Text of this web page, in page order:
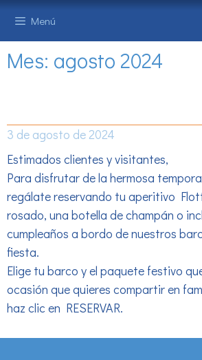
Saltar
contenido
Menú
Mes: agosto 2024
3 de agosto de 2024
Estimados clientes y visitantes,
Para disfrutar de la hermosa
regálate reservando tu aperitivo
rosado, una botella de champán o
cumpleaños a bordo de nuestros
fiesta.
Elige tu barco y el paquete festivo
ocasión que quieres compartir en
haz clic en RESERVAR.